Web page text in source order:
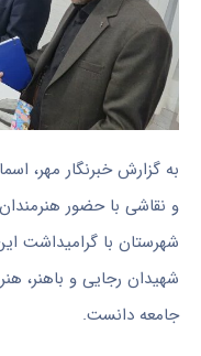
به گزارش خبرنگار مهر،
و نقاشی با حضور
شهرستان با گرامیداشت
شهیدان رجایی و باهنر،
جامعه دانست.